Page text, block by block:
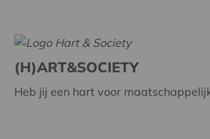
(H)ART&SOCIETY
Heb jij een hart voor